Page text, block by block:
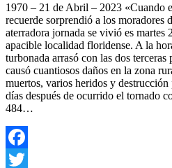
1970 – 21 de Abril – 2023 «Cuando
recuerde sorprendió a los moradores
aterradora jornada se vivió es martes
apacible localidad floridense. A la
turbonada arrasó con las dos terceras
causó cuantiosos daños en la zona
muertos, varios heridos y
días después de ocurrido el tornado
484…
Facebook